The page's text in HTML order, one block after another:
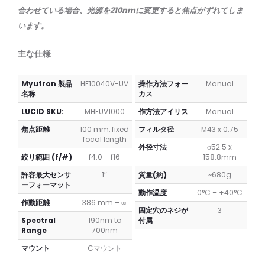
合わせている場合、光源を210nmに変更すると焦点がずれてしま
います。
主な仕様
Myutron 製品
名称
HF10040V-UV
LUCID SKU:
MHFUV1000
焦点距離
100 mm, fixed
focal length
絞り範囲 (f/#)
f4.0 – f16
許容最大センサ
ーフォーマット
1″
作動距離
386 mm – ∞
Spectral
Range
190nm to
700nm
マウント
Cマウント
操作方法フォー
カス
Manual
作方法アイリス
Manual
フィルタ径
M43 x 0.75
外径寸法
φ52.5 x
158.8mm
質量(約)
~680g
動作温度
0°C – +40°C
固定穴のネジが
付属
3